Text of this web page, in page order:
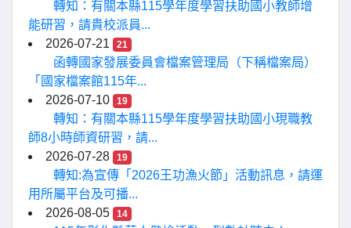
轉知：有關本縣115學年度學習扶助國小教師增
能研習，請貴校派員...
2026-07-21
21
函轉國家發展委員會檔案管理局（下稱檔案局）
「國家檔案館115年...
2026-07-10
19
轉知：有關本縣115學年度學習扶助國小現職教
師8小時師資研習，請...
2026-07-28
19
轉知:為宣傳「2026王功漁火節」活動訊息，請運
用所屬平台及可播...
2026-08-05
14